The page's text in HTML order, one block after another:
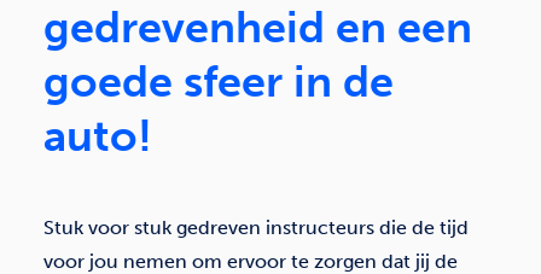
gedrevenheid en een
goede sfeer in de
auto!
Stuk voor stuk gedreven instructeurs die de tijd
voor jou nemen om ervoor te zorgen dat jij de